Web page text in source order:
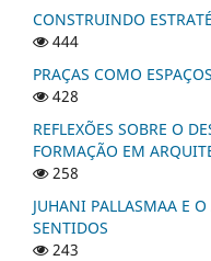
CONSTRUINDO
444
PRAÇAS COMO
428
REFLEXÕES SOBRE O
FORMAÇÃO EM
258
JUHANI PALLASMAA E O
SENTIDOS
243